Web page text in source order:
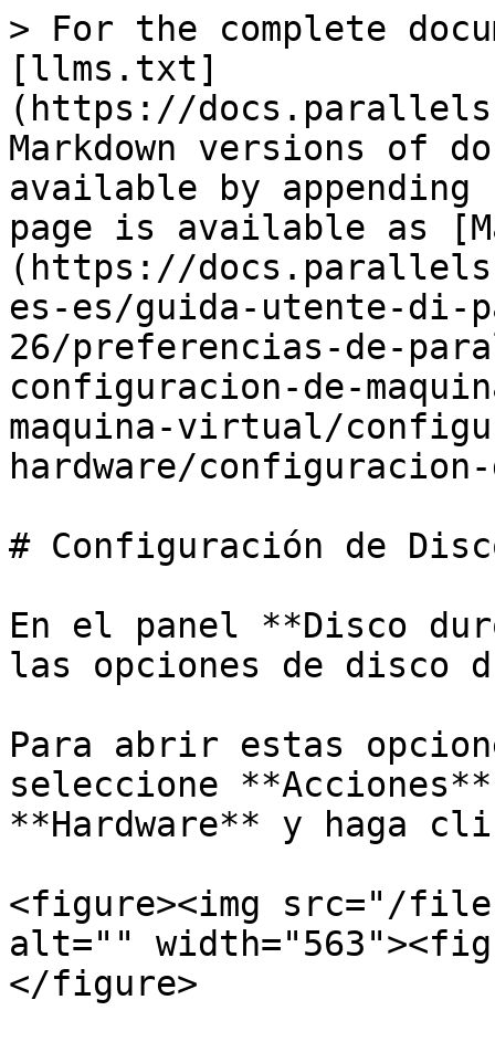
> For the complete
[llms.txt]
(https://
Markdown versions of
available by
page is available as
(https://
es-es/guida-utente-di-
26/preferencias-de-
configuracion-de-
maquina-virtual/
hardware/
# Configuración de
En el panel **Disco
las opciones de disco
Para abrir estas
seleccione
**Hardware** y haga
<figure><img src="/files/
alt=""
</figure>